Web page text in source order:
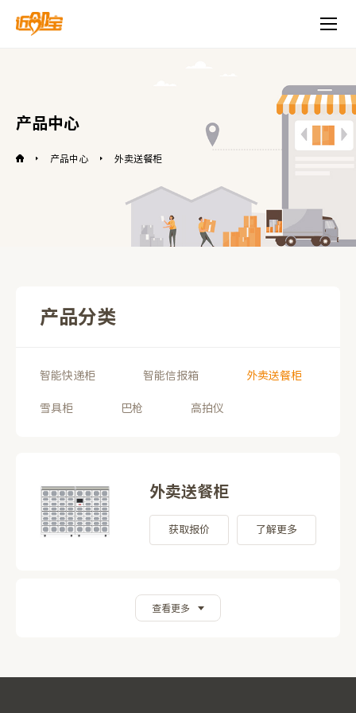
产品中心
产品中心 外卖送餐柜
产品分类
智能快递柜 智能信报箱 外卖送餐柜
雪具柜 巴枪 高拍仪
外卖送餐柜
获取报价 了解更多
查看更多